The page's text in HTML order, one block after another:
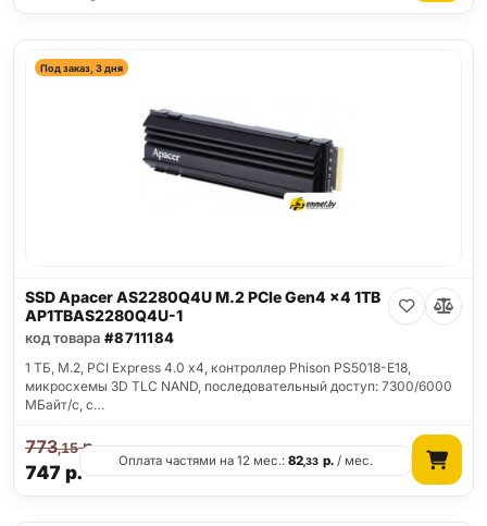
Под заказ, 3 дня
SSD Apacer AS2280Q4U M.2 PCIe Gen4 x4 1TB
AP1TBAS2280Q4U-1
код товара #8711184
1 ТБ, M.2, PCI Express 4.0 x4, контроллер Phison PS5018-E18,
микросхемы 3D TLC NAND, последовательный доступ: 7300/6000
МБайт/с, с…
747 р.
773,15р.
Оплата частями на 12 мес.:82,33 р./ мес.